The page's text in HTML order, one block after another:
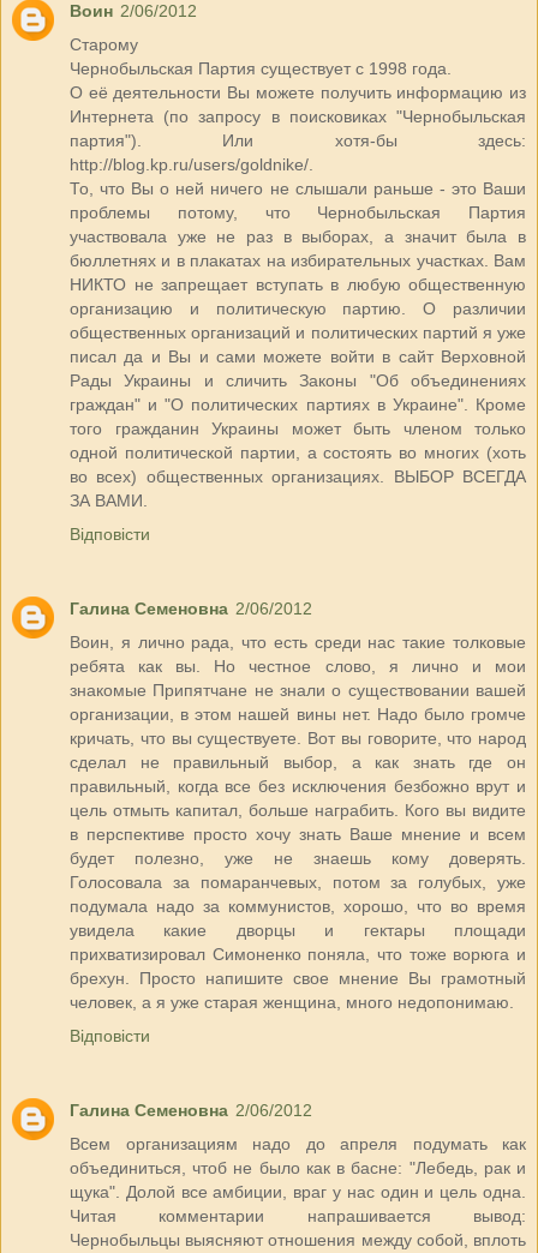
Воин 2/06/2012
Старому
Чернобыльская Партия существует с 1998 года.
О её деятельности Вы можете получить информацию из
Интернета (по запросу в поисковиках "Чернобыльская
партия"). Или хотя-бы здесь:
http://blog.kp.ru/users/goldnike/.
То, что Вы о ней ничего не слышали раньше - это Ваши
проблемы потому, что Чернобыльская Партия
участвовала уже не раз в выборах, а значит была в
бюллетнях и в плакатах на избирательных участках. Вам
НИКТО не запрещает вступать в любую общественную
организацию и политическую партию. О различии
общественных организаций и политических партий я уже
писал да и Вы и сами можете войти в сайт Верховной
Рады Украины и сличить Законы "Об объединениях
граждан" и "О политических партиях в Украине". Кроме
того гражданин Украины может быть членом только
одной политической партии, а состоять во многих (хоть
во всех) общественных организациях. ВЫБОР ВСЕГДА
ЗА ВАМИ.
Відповісти
Галина Семеновна 2/06/2012
Воин, я лично рада, что есть среди нас такие толковые
ребята как вы. Но честное слово, я лично и мои
знакомые Припятчане не знали о существовании вашей
организации, в этом нашей вины нет. Надо было громче
кричать, что вы существуете. Вот вы говорите, что народ
сделал не правильный выбор, а как знать где он
правильный, когда все без исключения безбожно врут и
цель отмыть капитал, больше награбить. Кого вы видите
в перспективе просто хочу знать Ваше мнение и всем
будет полезно, уже не знаешь кому доверять.
Голосовала за помаранчевых, потом за голубых, уже
подумала надо за коммунистов, хорошо, что во время
увидела какие дворцы и гектары площади
прихватизировал Симоненко поняла, что тоже ворюга и
брехун. Просто напишите свое мнение Вы грамотный
человек, а я уже старая женщина, много недопонимаю.
Відповісти
Галина Семеновна 2/06/2012
Всем организациям надо до апреля подумать как
объединиться, чтоб не было как в басне: "Лебедь, рак и
щука". Долой все амбиции, враг у нас один и цель одна.
Читая комментарии напрашивается вывод:
Чернобыльцы выясняют отношения между собой, вплоть